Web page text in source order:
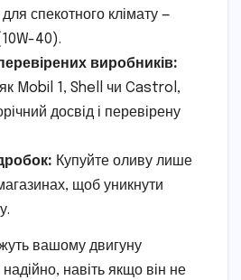
спекотного клімату —
40).
виробників:
як Mobil 1, Shell чи Castrol,
досвід і перевірену
Купуйте оливу лише
щоб уникнути
вашому двигуну
навіть якщо він не